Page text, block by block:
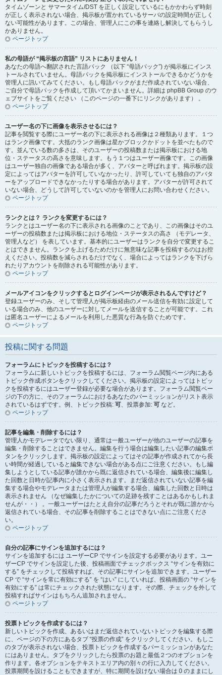
タイムゾーンと サマータイム/DST を正しく設定しているにもかかわらず時刻
が正しく表示されない場合、掲示板が置かれているサーバの設定時間が正しく
ない可能性があります。この場合、管理人にこの事を連絡し解決してもらうし
かありません。
ページトップ
私の母語が “掲示板の言語” リストにありません！
あなたの母語へ翻訳された言語パック （以下 “母語パック”) が掲示板にインス
トールされていません。母語パックを掲示板にインストールできるかどうかを
管理人に訊いてみてください。もし母語パックがまだ作成されていない場合、
ご自分で母語パックを作成して頂いてかまいません。詳細は phpBB Group のウ
ェブサイトをご覧ください （このページの一番下にリンクがあります） 。
ページトップ
ユーザー名の下に画像を表示させるには？
記事を閲覧する際にユーザー名の下に表示される画像は２種類あります。１つ
はランク画像です。大抵のランク画像は星かブロックかドットを並べたもので
す。並んでいる数の多さは、そのユーザーの投稿数または掲示板における地
位・ステータスの高さを意味します。もう１つはユーザー画像です。この画像
はユーザー独自の画像である場合が多く、アバターと呼ばれます。掲示板の設
定によってはアバターを許可していなかったり、許可していても独自のアバタ
ーをアップロードできなかったりする場合があります。アバターが許可されて
いない場合、どうして許可していないのかを管理人にお問い合わせください。
ページトップ
ランクとは？ ランクを変更するには？
ランクとはユーザー名の下に表示される画像のことであり、この画像はそのユ
ーザーの投稿数または掲示板における地位・ステータスの高さ （モデレータ、
管理人など） を表しています。基本的にユーザーはランクを自分で変更するこ
とはできません。ランクを上げるためだけに無意味な記事を投稿するのはお控
えください。投稿数を減らされるだけでなく、場合によってはランクを下げら
れたりアカウントを削除される可能性があります。
ページトップ
メールアイコンをクリックするとログインページが表示されるんですけど？
登録ユーザーのみ、そして管理人が掲示板経由のメール送信を有効に設定して
いる場合のみ、他のユーザーに対してメールを送信することが可能です。これ
は匿名ユーザーによるメールを利用した悪質な行為を防ぐためです。
ページトップ
投稿に関する問題
フォーラムにトピックを投稿するには？
フォーラムに新しいトピックを投稿するには、フォーラム閲覧ページ内にある
トピック作成ボタンをクリックしてください。掲示板の設定によってはトピッ
クを投稿するにはユーザー登録が必要な場合があります。フォーラム閲覧ペー
ジの下の方に、そのフォーラムにおけるあなたのパーミッションがリスト表示
されているはずです。例、トピック投稿: 可、投票参加: 可 など。
ページトップ
記事を編集・削除するには？
管理人かモデレータでない限り、通常は一般ユーザーが他のユーザーの記事を
編集・削除することはできません。編集を行う場合は編集したい記事の編集ボ
タンをクリックします。掲示板の設定によってはその記事が作成されてから長
い時間が経過していると編集できない場合がある点にご注意ください。もし編
集しようとしている記事が誰かから既に返信されている場合、編集後に編集し
た回数と日時が記事内に小さく表示されます。まだ返信されていない記事を編
集する場合やモデレータまたは管理人が編集する場合、編集した回数と日時は
表示されません （なぜ編集したかについての足跡を残すことはあるかもしれま
せんが・・） 。一般ユーザーはたとえ自分の記事だろうとそれが既に誰かから
返信されている場合、その記事を削除することはできない点にご注意くださ
い。
ページトップ
自分の記事にサインを追加するには？
サインを追加するには ユーザーCP でサインを設定する必要があります。ユー
ザーCP でサインを設定した後、投稿画面でチェックボックス “サインを有効に
する” をチェックして投稿すれば、その記事にサインを追加できます。ユーザー
CP で “サインを常に有効にする” を “はい” にしていれば、投稿画面の “サインを
有効にする” は常にチェックされた状態になります。その際、チェックを外して
投稿すればサインはもちろん追加されません。
ページトップ
投票トピックを作成するには？
新しいトピックを作成、あるいはまだ返信されていないトピックを編集する際
に、ページの下の方にあるタブ “投票の作成” をクリックしてください。もしこ
のタブが表示されない場合、投票トピックを作成するパーミッションがあなた
にはありません。タブをクリックしたら投票のお題と最低２つのオプションを
作ります。各オプションをテキストエリア内の別々の行に入力してください。
投票期間を設けることもできますが、特に期間を設けない場合は 0 のままにし